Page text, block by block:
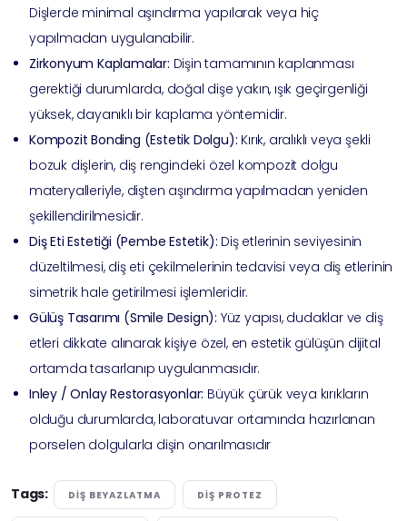
Dişlerde minimal aşındırma yapılarak veya hiç
yapılmadan uygulanabilir.
Zirkonyum Kaplamalar: Dişin tamamının kaplanması
gerektiği durumlarda, doğal dişe yakın, ışık geçirgenliği
yüksek, dayanıklı bir kaplama yöntemidir.
Kompozit Bonding (Estetik Dolgu): Kırık, aralıklı veya şekli
bozuk dişlerin, diş rengindeki özel kompozit dolgu
materyalleriyle, dişten aşındırma yapılmadan yeniden
şekillendirilmesidir.
Diş Eti Estetiği (Pembe Estetik): Diş etlerinin seviyesinin
düzeltilmesi, diş eti çekilmelerinin tedavisi veya diş etlerinin
simetrik hale getirilmesi işlemleridir.
Gülüş Tasarımı (Smile Design): Yüz yapısı, dudaklar ve diş
etleri dikkate alınarak kişiye özel, en estetik gülüşün dijital
ortamda tasarlanıp uygulanmasıdır.
Inley / Onlay Restorasyonlar: Büyük çürük veya kırıkların
olduğu durumlarda, laboratuvar ortamında hazırlanan
porselen dolgularla dişin onarılmasıdır
Tags: DIŞ BEYAZLATMA DIŞ PROTEZ